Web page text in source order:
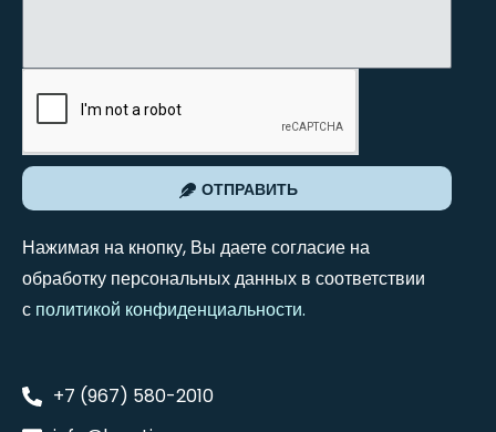
ОТПРАВИТЬ
Нажимая на кнопку, Вы даете согласие на
обработку персональных данных в соответствии
с политикой конфиденциальности.
+7 (967) 580-2010